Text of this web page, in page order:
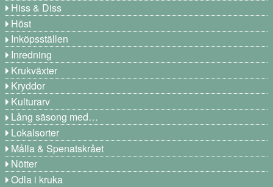
Hiss & Diss
Höst
Inköpsställen
Inredning
Krukväxter
Kryddor
Kulturarv
Lång säsong med…
Lokalsorter
Målla & Spenatskrået
Nötter
Odla i kruka